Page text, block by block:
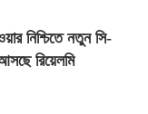
নিশ্চিতে নতুন সি-
রিয়েলমি